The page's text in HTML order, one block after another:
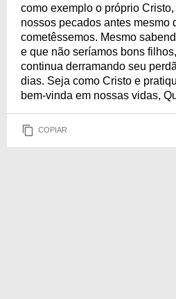
como exemplo o próprio
nossos pecados antes mesmo
cometêssemos. Mesmo
e que não seríamos bons
continua derramando seu
dias. Seja como Cristo e
bem-vinda em nossas vidas,
COPIAR